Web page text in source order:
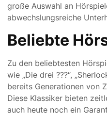
große Auswahl an
abwechslungsreiche
Beliebte
Zu den beliebtesten
wie „Die drei ???“,
bereits Generationen von
Diese Klassiker bieten
auch heute noch ein